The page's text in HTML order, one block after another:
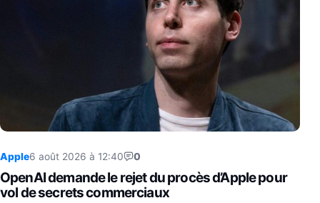
Apple6 août 2026 à 12:40 0
OpenAI demande le rejet du procès d’Apple pour
vol de secrets commerciaux